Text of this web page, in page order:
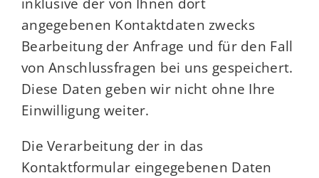
angegebenen Kontaktdaten zwecks
Bearbeitung der Anfrage und für den Fall
von Anschlussfragen bei uns gespeichert.
Diese Daten geben wir nicht ohne Ihre
Einwilligung weiter.
Die Verarbeitung der in das
Kontaktformular eingegebenen Daten